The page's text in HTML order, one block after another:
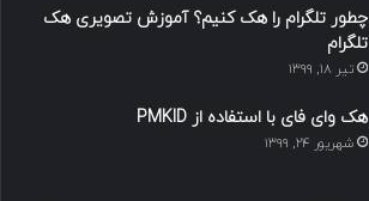
چطور تلگرام را هک کنیم؟ آموزش تصویری هک
تلگرام
تیر ۱۸, ۱۳۹۹
هک وای فای با استفاده از PMKID
شهریور ۲۴, ۱۳۹۹